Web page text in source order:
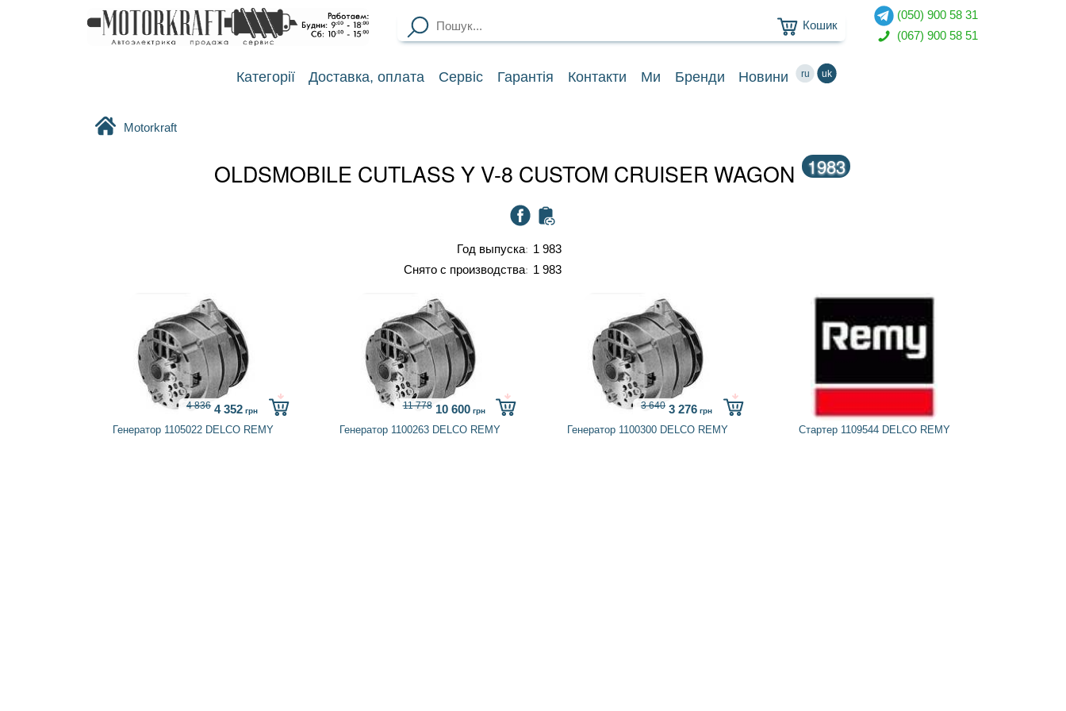
(050) 900 58 31
(067) 900 58 51
Категорії Доставка, оплата Сервіс Гарантія Контакти Ми Бренди Новини ru uk
Кошик
Motorkraft
OLDSMOBILE CUTLASS Y V-8 CUSTOM CRUISER WAGON 1983
Год выпуска
1 983
Снято с производства
1 983
Генератор 1105022 DELCO REMY
4 836 4 352 грн
Генератор 1100263 DELCO REMY
11 778 10 600грн
Генератор 1100300 DELCO REMY
3 640 3 276 грн
Стартер 1109544 DELCO REMY